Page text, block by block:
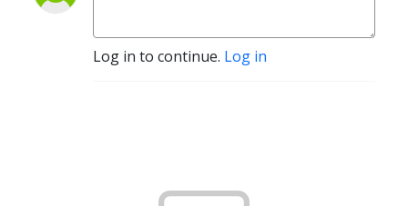
Log in to continue. Log in